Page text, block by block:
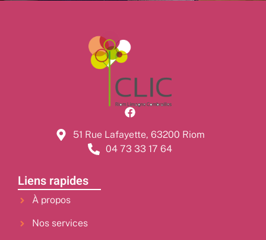
51 Rue Lafayette, 63200 Riom
04 73 33 17 64
Liens rapides
À propos
Nos services